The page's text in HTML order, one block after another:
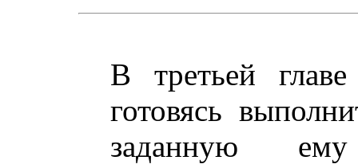
В третьей главе
готовясь
заданную